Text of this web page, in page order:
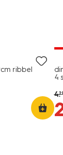
ribbel
4
4.